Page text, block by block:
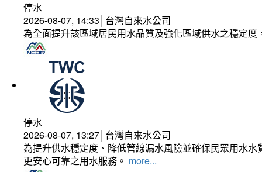
停水
2026-08-07, 14:33│台灣自來水公司
為全面提升該區域居民用水品質及強化區域供水之穩定
停水
2026-08-07, 13:27│台灣自來水公司
為提升供水穩定度、降低管線漏水風險並確保民眾用水
更安心可靠之用水服務。 more...